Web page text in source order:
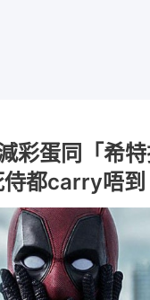
彩蛋同「希
都carry唔到